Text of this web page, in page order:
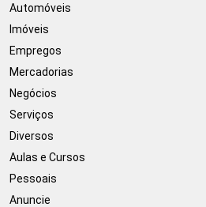
Automóveis
Imóveis
Empregos
Mercadorias
Negócios
Serviços
Diversos
Aulas e Cursos
Pessoais
Anuncie